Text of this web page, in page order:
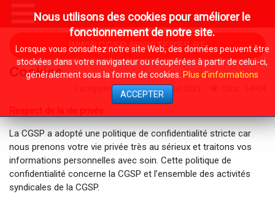
WWW.CGSP-MINISTERES.BE
Cookies
Catégorie :System 9 Avril 2021
Respect de la vie privée
La CGSP a adopté une politique de confidentialité stricte car
nous prenons votre vie privée très au sérieux et traitons vos
informations personnelles avec soin. Cette politique de
confidentialité concerne la CGSP et l’ensemble des activités
syndicales de la CGSP.
Nous utilisons des cookies pour améliorer le
fonctionnement de notre site.
Lorsque vous consultez notre site Web, des données peuvent être
stockées dans votre navigateur ou récupérées à partir de celui-ci,
généralement sous la forme de cookies. Plus d'informations
ACCEPTER